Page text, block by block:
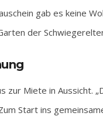
gab es keine
der
zur Miete in Aussicht.
Start ins